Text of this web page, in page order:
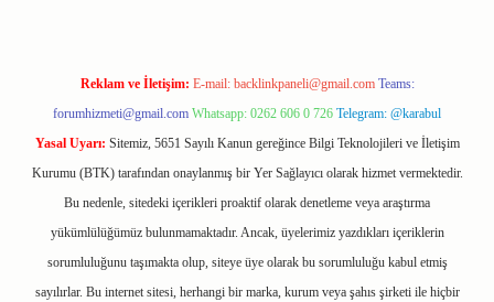
Reklam ve İletişim: E-mail: backlinkpaneli@gmail.com Teams:
forumhizmeti@gmail.com Whatsapp: 0262 606 0 726 Telegram: @karabul
Yasal Uyarı: Sitemiz, 5651 Sayılı Kanun gereğince Bilgi Teknolojileri ve İletişim
Kurumu (BTK) tarafından onaylanmış bir Yer Sağlayıcı olarak hizmet vermektedir.
Bu nedenle, sitedeki içerikleri proaktif olarak denetleme veya araştırma
yükümlülüğümüz bulunmamaktadır. Ancak, üyelerimiz yazdıkları içeriklerin
sorumluluğunu taşımakta olup, siteye üye olarak bu sorumluluğu kabul etmiş
sayılırlar. Bu internet sitesi, herhangi bir marka, kurum veya şahıs şirketi ile hiçbir